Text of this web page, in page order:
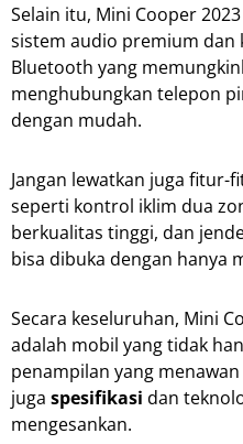
Selain itu, Mini Cooper
sistem audio premium dan
Bluetooth yang
menghubungkan telepon
dengan mudah.
Jangan lewatkan juga fitur-
seperti kontrol iklim dua
berkualitas tinggi, dan
bisa dibuka dengan hanya
Secara keseluruhan, Mini
adalah mobil yang tidak
penampilan yang
juga spesifikasi dan
mengesankan.